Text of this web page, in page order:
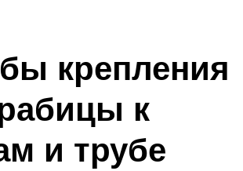
крепления
к
и трубе